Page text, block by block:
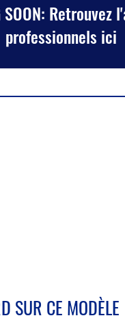
SOON: Retrouvez
professionnels ici
SUR CE MODÈLE